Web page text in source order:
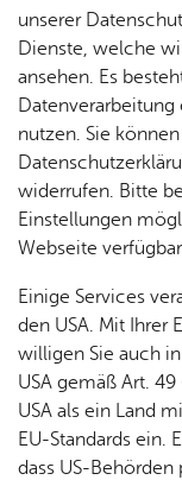
haus &
Bür­
ger­
ser­vice
Rat­
häu­ser
& Orts­
ver­
wal­
Ämter
A–Z
Diens
t­leis­
tun­gen
A–Z
rich­
ten,
Vi­de­os
& Bil­
der
Me­di­
en­in­
tio­nen
fent­li­
che
Be­
kannt­
ma­
chun­
ter,
im
Nach­weis
See­blatt vom
Autor
Karl-Her­mann
unserer
Dienste, welche
ansehen. Es
nutzen. Sie
widerrufen. Bitte
Einstellungen
Webseite
Einige Services
den USA. Mit Ihrer
willigen Sie auch
USA gemäß Art.
USA als ein Land
EU-Standards ein.
dass US-